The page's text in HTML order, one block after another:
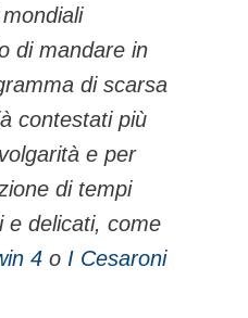
di mandare in
di scarsa
contestati più
e per
di tempi
e delicati, come
4o I Cesaroni